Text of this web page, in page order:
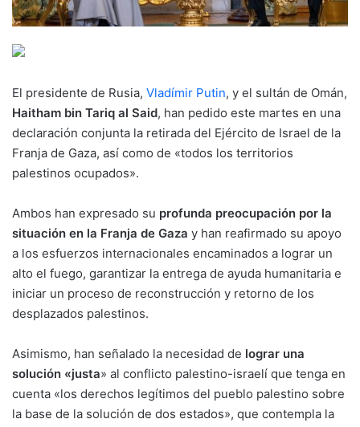
El presidente de Rusia, Vladímir Putin, y el sultán de Omán,
Haitham bin Tariq al Said, han pedido este martes en una
declaración conjunta la retirada del Ejército de Israel de la
Franja de Gaza, así como de «todos los territorios
palestinos ocupados».
Ambos han expresado su profunda preocupación por la
situación en la Franja de Gaza y han reafirmado su apoyo
a los esfuerzos internacionales encaminados a lograr un
alto el fuego, garantizar la entrega de ayuda humanitaria e
iniciar un proceso de reconstrucción y retorno de los
desplazados palestinos.
Asimismo, han señalado la necesidad de lograr una
solución «justa» al conflicto palestino-israelí que tenga en
cuenta «los derechos legítimos del pueblo palestino sobre
la base de la solución de dos estados», que contempla la